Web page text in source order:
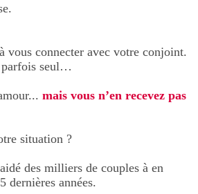
vous connecter avec votre conjoint.
parfois seul…
mais vous n’en recevez pas
situation ?
des milliers de couples à en
dernières années.